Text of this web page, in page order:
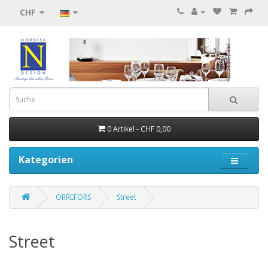
CHF
0 Artikel - CHF 0,00
Kategorien
ORREFORS Street
Street